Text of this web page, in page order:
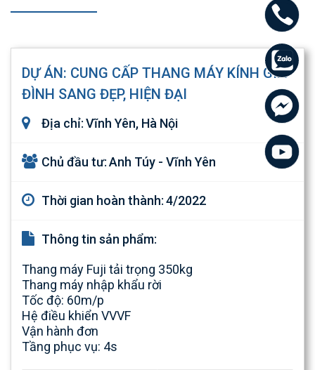
DỰ ÁN: CUNG CẤP THANG MÁY KÍNH GIA
ĐÌNH SANG ĐẸP, HIỆN ĐẠI
Địa chỉ:Vĩnh Yên, Hà Nội
Chủ đầu tư:Anh Túy - Vĩnh Yên
Thời gian hoàn thành:4/2022
Thông tin sản phẩm:
Thang máy Fuji tải trọng 350kg
Thang máy nhập khẩu rời
Tốc độ: 60m/p
Hệ điều khiển VVVF
Vận hành đơn
Tầng phục vụ: 4s